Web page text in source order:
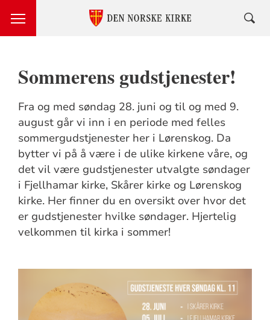
Sommerens gudstjenester!
Fra og med søndag 28. juni og til og med 9.
august går vi inn i en periode med felles
sommergudstjenester her i Lørenskog. Da
bytter vi på å være i de ulike kirkene våre, og
det vil være gudstjenester utvalgte søndager
i Fjellhamar kirke, Skårer kirke og Lørenskog
kirke. Her finner du en oversikt over hvor det
er gudstjenester hvilke søndager. Hjertelig
velkommen til kirka i sommer!